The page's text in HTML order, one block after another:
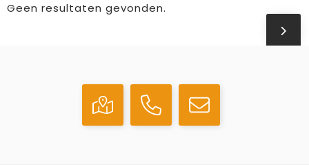
Geen resultaten gevonden.